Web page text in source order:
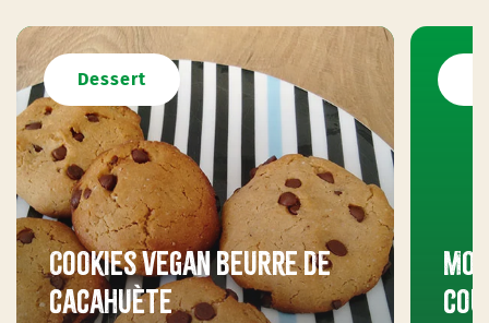
Cookies vegan beurre de
cacahuète
Dessert